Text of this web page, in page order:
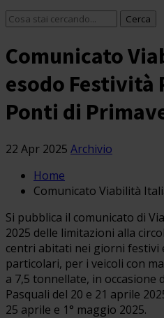
Comunicato
esodo Festività
Ponti di
22 Apr 2025 Archivio
Home
Comunicato Viabilità
Si pubblica il comunicato di
2025 delle limitazioni alla
centri abitati nei giorni festivi
particolari, per i veicoli con
a 7,5 tonnellate, in occasione
Pasquali del 20 e 21 aprile
25 aprile e 1° maggio 2025.